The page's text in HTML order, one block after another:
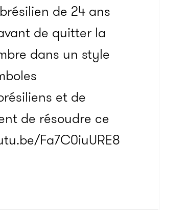
de 24 ans
de quitter la
dans un style
et de
de résoudre ce
Fa7C0iuURE8